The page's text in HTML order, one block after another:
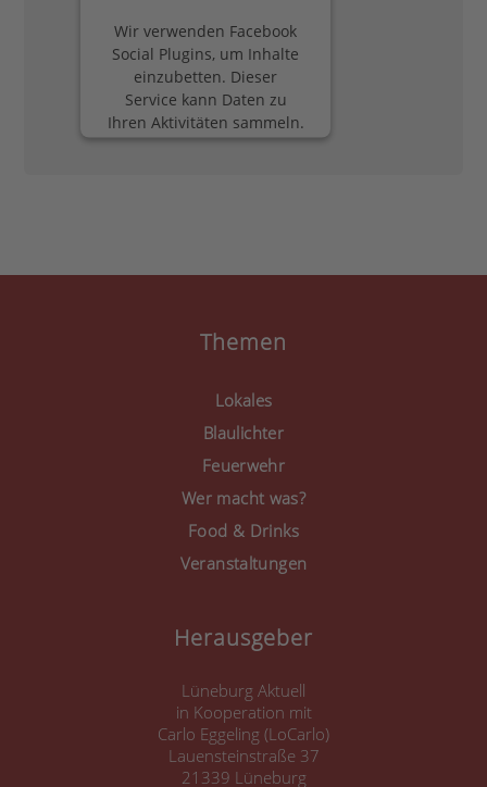
Wir verwenden Facebook
Social Plugins, um Inhalte
einzubetten. Dieser
Service kann Daten zu
Ihren Aktivitäten sammeln.
Bitte lesen Sie die Details
Mehr Informationen
Akzeptieren
Consent Management
Themen
Lokales
Blaulichter
Feuerwehr
Wer macht was?
Food & Drinks
Veranstaltungen
Herausgeber
Lüneburg Aktuell
in Kooperation mit
Carlo Eggeling (LoCarlo)
Lauensteinstraße 37
21339 Lüneburg